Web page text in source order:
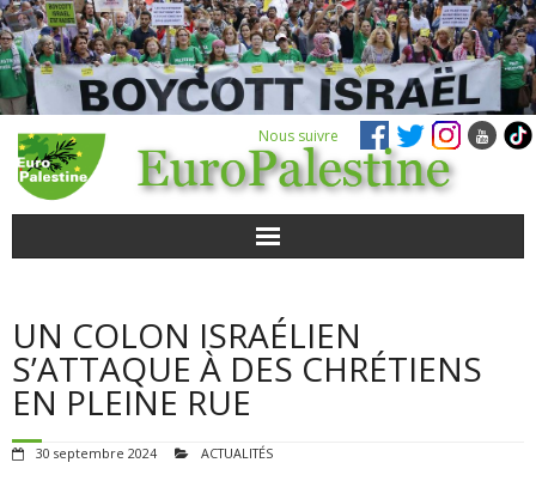
Nous suivre
POUR AGIR
AGENDA
VIDÉOS
UN COLON ISRAÉLIEN
S’ATTAQUE À DES CHRÉTIENS
EN PLEINE RUE
30 septembre 2024 ACTUALITÉS